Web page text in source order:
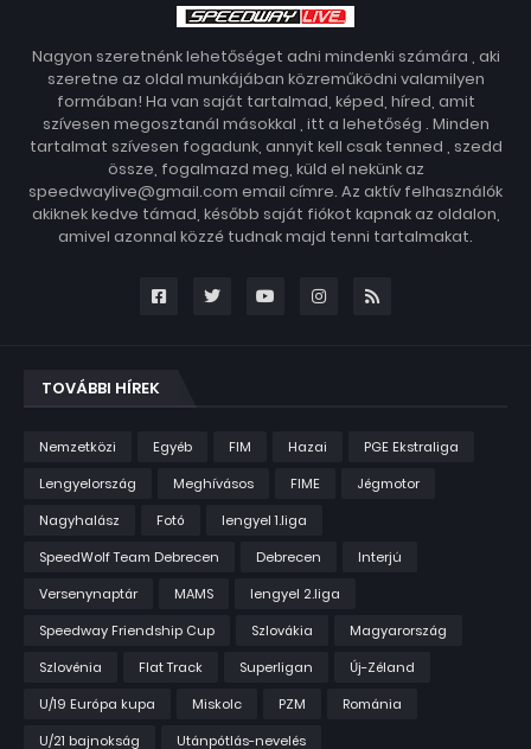
Nagyon szeretnénk lehetőséget adni mindenki számára , aki
szeretne az oldal munkájában közreműködni valamilyen
formában! Ha van saját tartalmad, képed, híred, amit
szívesen megosztanál másokkal , itt a lehetőség . Minden
tartalmat szívesen fogadunk, annyit kell csak tenned , szedd
össze, fogalmazd meg, küld el nekünk az
speedwaylive@gmail.com email címre. Az aktív felhasználók
akiknek kedve támad, később saját fiókot kapnak az oldalon,
amivel azonnal közzé tudnak majd tenni tartalmakat.
TOVÁBBI HÍREK
Nemzetközi Egyéb FIM Hazai
PGE Ekstraliga
Lengyelország
Meghívásos FIME
Jégmotor
Nagyhalász
Fotó
lengyel 1.liga
SpeedWolf Team Debrecen
Debrecen
Interjú
Versenynaptár
MAMS
lengyel 2.liga
Speedway Friendship Cup
Szlovákia
Magyarország
Szlovénia
Flat Track Superligan
Új-Zéland
U/19 Európa kupa
Miskolc PZM
Románia
U/21 bajnokság
Utánpótlás-nevelés